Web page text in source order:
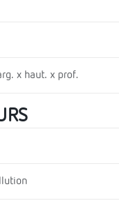
x haut. x prof.